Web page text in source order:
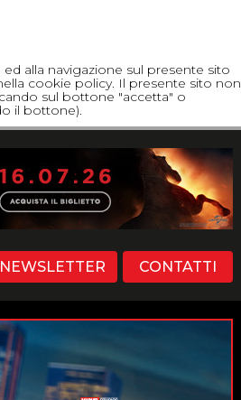
alla navigazione sul presente sito
cookie policy. Il presente sito non
sul bottone "accetta" o
il bottone).
NEWSLETTER CONTATTI